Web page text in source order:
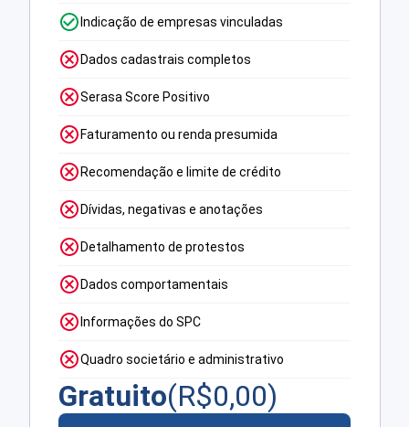
Indicação de empresas vinculadas
Dados cadastrais completos
Serasa Score Positivo
Faturamento ou renda presumida
Recomendação e limite de crédito
Dívidas, negativas e anotações
Detalhamento de protestos
Dados comportamentais
Informações do SPC
Quadro societário e administrativo
Gratuito(R$0,00)